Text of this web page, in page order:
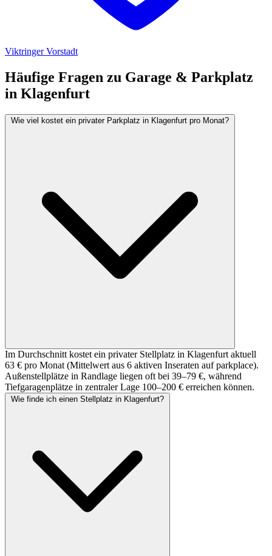
Viktringer Vorstadt
Häufige Fragen zu Garage & Parkplatz
in Klagenfurt
Wie viel kostet ein privater Parkplatz in Klagenfurt pro Monat?
Im Durchschnitt kostet ein privater Stellplatz in Klagenfurt aktuell
63 € pro Monat (Mittelwert aus 6 aktiven Inseraten auf parkplace).
Außenstellplätze in Randlage liegen oft bei 39–79 €, während
Tiefgaragenplätze in zentraler Lage 100–200 € erreichen können.
Wie finde ich einen Stellplatz in Klagenfurt?